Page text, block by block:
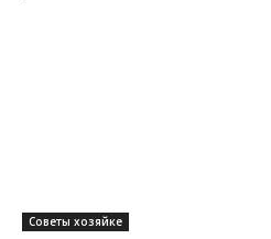
Советы хозяйке